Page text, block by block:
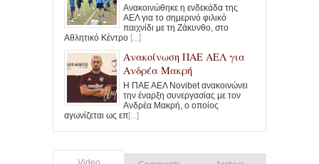
Ανακοινώθηκε η ενδεκάδα της
ΑΕΛ για το σημερινό φιλικό
παιχνίδι με τη Ζάκυνθο, στο
Αθλητικό Κέντρο [...]
Ανακοίνωση ΠΑΕ ΑΕΛ για
Ανδρέα Μακρή
Η ΠΑΕ ΑΕΛ Novibet ανακοινώνει
την έναρξη συνεργασίας με τον
Ανδρέα Μακρή, ο οποίος
αγωνίζεται ως επ[...]